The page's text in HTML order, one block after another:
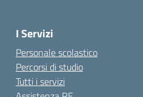
I Servizi
Personale scolastico
Percorsi di studio
Tutti i servizi